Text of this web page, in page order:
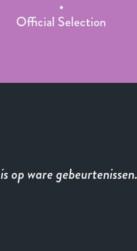
Official Selection
op ware gebeurtenissen.